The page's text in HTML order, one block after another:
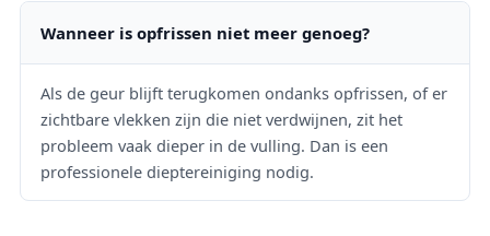
Wanneer is opfrissen niet meer genoeg?
Als de geur blijft terugkomen ondanks opfrissen, of er
zichtbare vlekken zijn die niet verdwijnen, zit het
probleem vaak dieper in de vulling. Dan is een
professionele dieptereiniging nodig.